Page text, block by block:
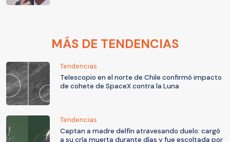
MÁS DE TENDENCIAS
Tendencias
Telescopio en el norte de Chile confirmó impacto
de cohete de SpaceX contra la Luna
Tendencias
Captan a madre delfín atravesando duelo: cargó
a su cría muerta durante días y fue escoltada por